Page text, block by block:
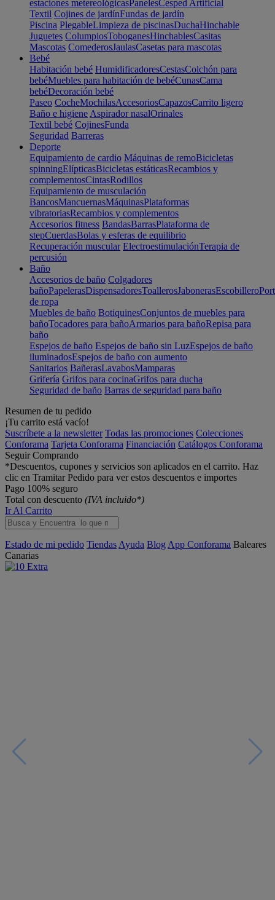
estaciones metereológicasPanelesCesped Artificial
Textil Cojines de jardínFundas de jardín
Piscina PlegableLimpieza de piscinasDuchaHinchable
Juguetes ColumpiosToboganesHinchablesCasitas
Mascotas ComederosJaulasCasetas para mascotas
Bebé
Habitación bebé HumidificadoresCestasColchón para
bebéMuebles para habitación de bebéCunasCama
bebéDecoración bebé
Paseo CocheMochilasAccesoriosCapazosCarrito ligero
Baño e higiene Aspirador nasalOrinales
Textil bebé CojinesFunda
Seguridad Barreras
Deporte
Equipamiento de cardio Máquinas de remoBicicletas
spinningElípticasBicicletas estáticasRecambios y
complementosCintasRodillos
Equipamiento de musculación
BancosMancuernasMáquinasPlataformas
vibratoriasRecambios y complementos
Accesorios fitness BandasBarrasPlataforma de
stepCuerdasBolas y esferas de equilibrio
Recuperación muscular ElectroestimulaciónTerapia de
percusión
Baño
Accesorios de baño Colgadores
bañoPapelerasDispensadoresToallerosJabonerasEscobillero
de ropa
Muebles de baño BotiquinesConjuntos de muebles para
bañoTocadores para bañoArmarios para bañoRepisa para
baño
Espejos de baño Espejos de baño sin LuzEspejos de baño
iluminadosEspejos de baño con aumento
Sanitarios BañerasLavabosMamparas
Grifería Grifos para cocinaGrifos para ducha
Seguridad de baño Barras de seguridad para baño
Resumen de tu pedido
¡Tu carrito está vacío!
Suscríbete a la newsletter Todas las promociones Colecciones
Conforama Tarjeta Conforama Financiación Catálogos Conforama
Seguir Comprando
*Descuentos, cupones y servicios son aplicados en el carrito. Haz
clic en Tramitar Pedido para ver estos descuentos e importes
Pago 100% seguro
Total con descuento (IVA incluido*)
Ir Al Carrito
Estado de mi pedido Tiendas Ayuda Blog App Conforama Baleares
Canarias